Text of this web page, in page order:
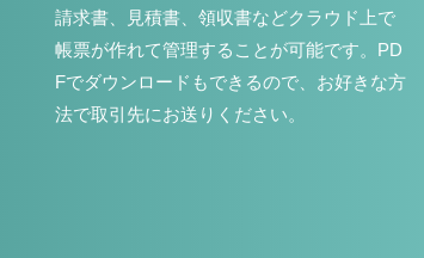
請求書、見積書、領収書などクラウド上で
帳票が作れて管理することが可能です。PD
Fでダウンロードもできるので、お好きな方
法で取引先にお送りください。